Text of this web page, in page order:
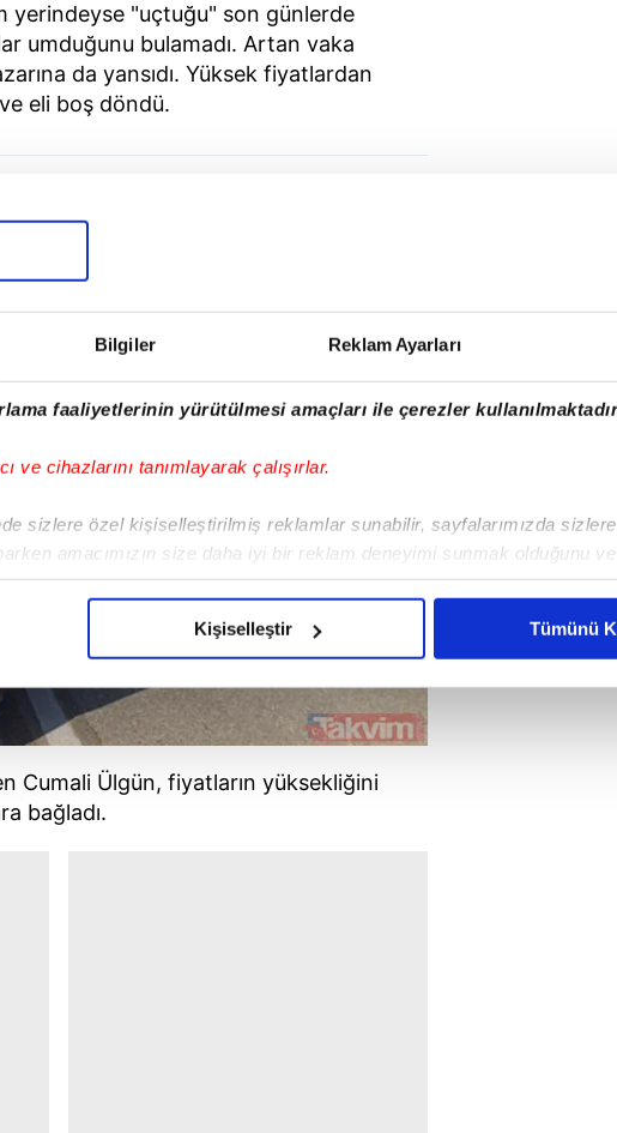
Bilgiler Reklam Ayarları
faaliyetlerinin yürütülmesi amaçları ile çerezler
ve cihazlarını tanımlayarak çalışırlar.
sizlere özel kişiselleştirilmiş reklamlar sunabilir, sayfalarımızda
amacımızın size daha iyi bir reklam deneyimi sunmak olduğunu
gelen çabayı gösterdiğimizi ve bu noktada, reklamların
için İnternet Sitemizde kendimize ve üçüncü kişilere ait çerezler
çerezler, sitemizin daha işlevsel kılınması ve kişiselleştirilmesi ve
amaçlarıyla sınırlı olarak açık rızanız dahilinde kullanılacaktır.
Kişiselleştir Tümünü
yerindeyse "uçtuğu" son günlerde
umduğunu bulamadı. Artan vaka
da yansıdı. Yüksek fiyatlardan
eli boş döndü.
Cumali Ülgün, fiyatların yüksekliğini
bağladı.